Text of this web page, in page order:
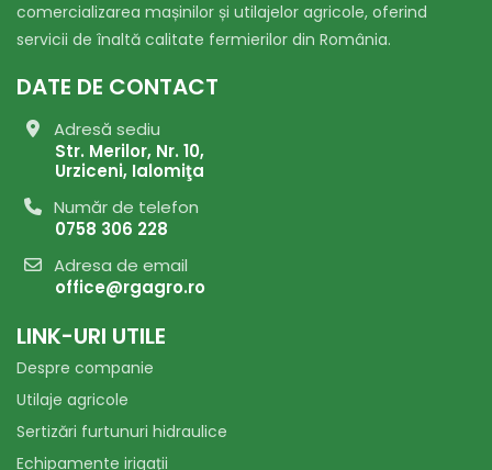
comercializarea mașinilor și utilajelor agricole, oferind
servicii de înaltă calitate fermierilor din România.
DATE DE CONTACT
Adresă sediu
Str. Merilor, Nr. 10,
Urziceni, Ialomiţa
Număr de telefon
0758 306 228
Adresa de email
office@rgagro.ro
LINK-URI UTILE
Despre companie
Utilaje agricole
Sertizări furtunuri hidraulice
Echipamente irigaţii